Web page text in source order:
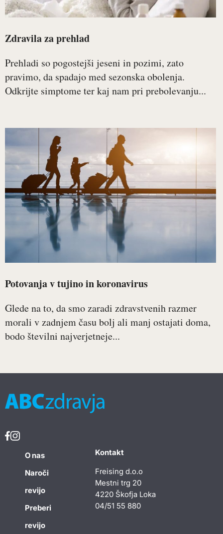
Zdravila za prehlad
Prehladi so pogostejši jeseni in pozimi, zato
pravimo, da spadajo med sezonska obolenja.
Odkrijte simptome ter kaj nam pri prebolevanju...
Potovanja v tujino in koronavirus
Glede na to, da smo zaradi zdravstvenih razmer
morali v zadnjem času bolj ali manj ostajati doma,
bodo številni najverjetneje...
O nas
Naroči
revijo
Preberi
revijo
Kontakt
Freising d.o.o
Mestni trg 20
4220 Škofja Loka
04/51 55 880